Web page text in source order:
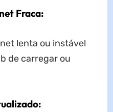
Fraca:
lenta ou instável
de carregar ou